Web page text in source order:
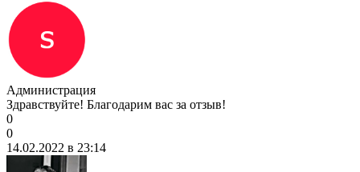
Администрация
Здравствуйте! Благодарим вас за отзыв!
0
0
14.02.2022 в 23:14